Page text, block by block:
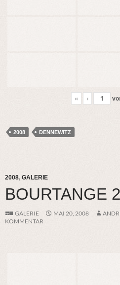
« ‹
2008 DENNEWITZ
2008, GALERIE
BOURTANGE
GALERIE MAI 20, 2008
KOMMENTAR